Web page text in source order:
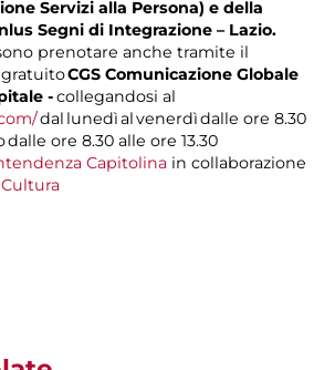
Servizi alla Persona) e della
Segni di Integrazione – Lazio.
prenotare anche tramite il
CGS Comunicazione Globale
-collegandosi al
dal lunedì al venerdì dalle ore 8.30
dalle ore 8.30 alle ore 13.30
Capitolina in collaborazione